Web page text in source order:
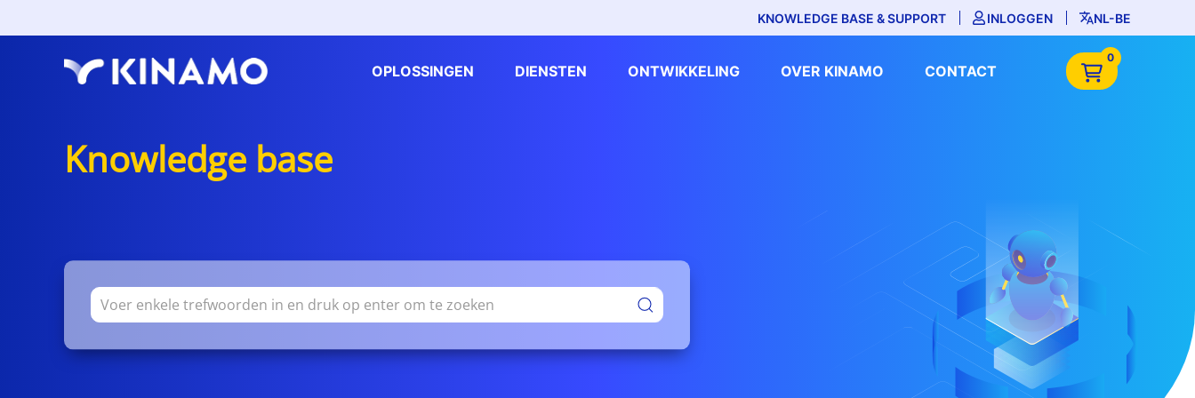
KNOWLEDGE BASE & SUPPORT INLOGGEN NL-BE
OPLOSSINGEN DIENSTEN ONTWIKKELING OVER KINAMO CONTACT
0
Knowledge base